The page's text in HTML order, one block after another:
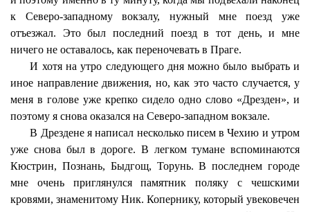
к Северо-западному вокзалу, нужный мне поезд уже
отъезжал. Это был последний поезд в тот день, и мне
ничего не оставалось, как переночевать в Праге.
И хотя на утро следующего дня можно было выбрать и
иное направление движения, но, как это часто случается, у
меня в голове уже крепко сидело одно слово «Дрезден», и
поэтому я снова оказался на Северо-западном вокзале.
В Дрездене я написал несколько писем в Чехию и утром
уже снова был в дороге. В легком тумане вспоминаются
Кюстрин, Познань, Быдгощ, Торунь. В последнем городе
мне очень приглянулся памятник поляку с чешскими
кровями, знаменитому Ник. Копернику, который увековечен